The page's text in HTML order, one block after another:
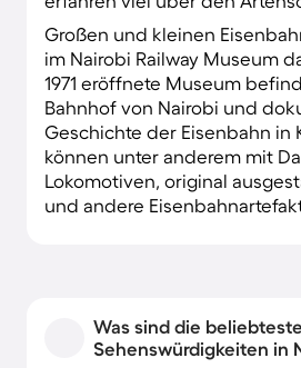
Großen und kleinen
im Nairobi Railway Museum
1971 eröffnete Museum
Bahnhof von Nairobi und
Geschichte der Eisenbahn in
können unter anderem mit
Lokomotiven, original
und andere
Was sind die
Sehenswürdigkeiten in